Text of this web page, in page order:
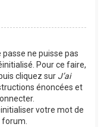
ne puisse pas
Pour ce faire,
cliquez sur J’ai
énoncées et
votre mot de
forum.